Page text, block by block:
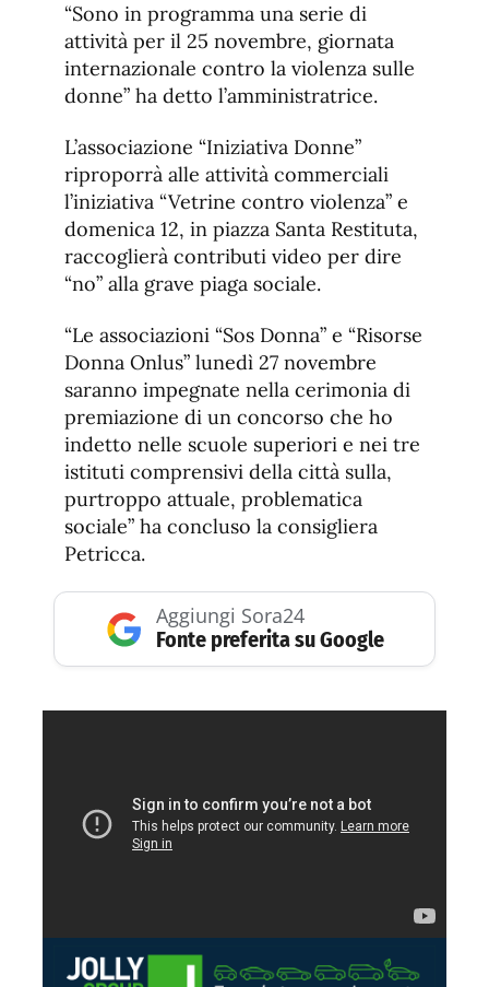
“Sono in programma una serie di
attività per il 25 novembre, giornata
internazionale contro la violenza sulle
donne” ha detto l’amministratrice.
L’associazione “Iniziativa Donne”
riproporrà alle attività commerciali
l’iniziativa “Vetrine contro violenza” e
domenica 12, in piazza Santa Restituta,
raccoglierà contributi video per dire
“no” alla grave piaga sociale.
“Le associazioni “Sos Donna” e “Risorse
Donna Onlus” lunedì 27 novembre
saranno impegnate nella cerimonia di
premiazione di un concorso che ho
indetto nelle scuole superiori e nei tre
istituti comprensivi della città sulla,
purtroppo attuale, problematica
sociale” ha concluso la consigliera
Petricca.
Aggiungi Sora24
Fonte preferita su Google